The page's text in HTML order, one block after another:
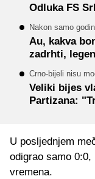
Odluka FS
Nakon samo
Au, kakva
zadrhti,
Crno-bijeli nisu
Veliki bijes
Partizana:
U posljednjem
odigrao samo
vremena.